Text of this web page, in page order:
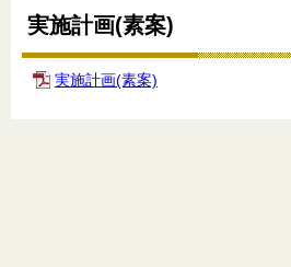
実施計画(素案)
実施計画(素案)